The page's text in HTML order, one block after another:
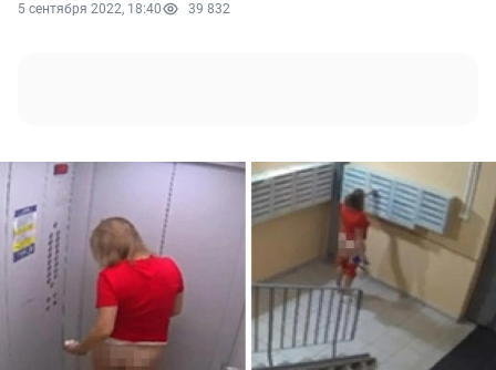
5 сентября 2022, 18:40 39 832